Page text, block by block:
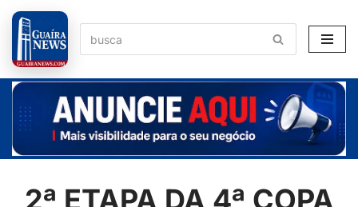
Pular
para
o
conteúdo
2ª ETAPA DA 4ª COPA